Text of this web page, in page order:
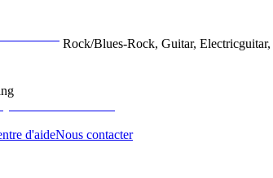
Rock/Blues-Rock, Guitar,
d'aideNous contacter